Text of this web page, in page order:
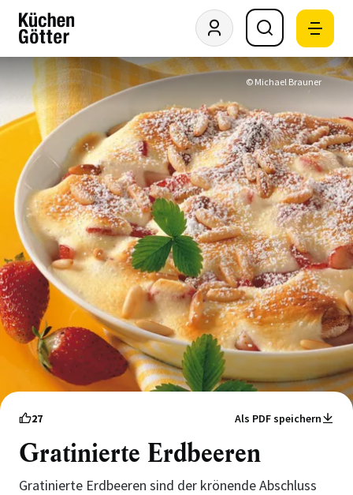
© Michael Brauner
27 Als PDF speichern
Gratinierte Erdbeeren
Gratinierte Erdbeeren sind der krönende Abschluss